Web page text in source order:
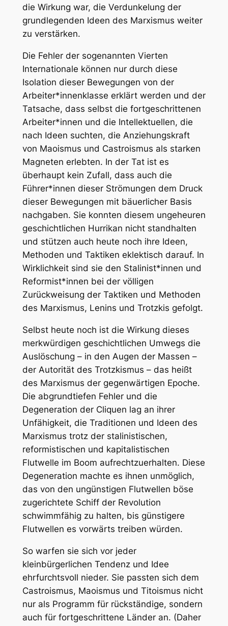
die Wirkung war, die Verdunkelung der
grundlegenden Ideen des Marxismus weiter
zu verstärken.
Die Fehler der sogenannten Vierten
Internationale können nur durch diese
Isolation dieser Bewegungen von der
Arbeiter*innenklasse erklärt werden und der
Tatsache, dass selbst die fortgeschrittenen
Arbeiter*innen und die Intellektuellen, die
nach Ideen suchten, die Anziehungskraft
von Maoismus und Castroismus als starken
Magneten erlebten. In der Tat ist es
überhaupt kein Zufall, dass auch die
Führer*innen dieser Strömungen dem Druck
dieser Bewegungen mit bäuerlicher Basis
nachgaben. Sie konnten diesem ungeheuren
geschichtlichen Hurrikan nicht standhalten
und stützen auch heute noch ihre Ideen,
Methoden und Taktiken eklektisch darauf. In
Wirklichkeit sind sie den Stalinist*innen und
Reformist*innen bei der völligen
Zurückweisung der Taktiken und Methoden
des Marxismus, Lenins und Trotzkis gefolgt.
Selbst heute noch ist die Wirkung dieses
merkwürdigen geschichtlichen Umwegs die
Auslöschung – in den Augen der Massen –
der Autorität des Trotzkismus – das heißt
des Marxismus der gegenwärtigen Epoche.
Die abgrundtiefen Fehler und die
Degeneration der Cliquen lag an ihrer
Unfähigkeit, die Traditionen und Ideen des
Marxismus trotz der stalinistischen,
reformistischen und kapitalistischen
Flutwelle im Boom aufrechtzuerhalten. Diese
Degeneration machte es ihnen unmöglich,
das von den ungünstigen Flutwellen böse
zugerichtete Schiff der Revolution
schwimmfähig zu halten, bis günstigere
Flutwellen es vorwärts treiben würden.
So warfen sie sich vor jeder
kleinbürgerlichen Tendenz und Idee
ehrfurchtsvoll nieder. Sie passten sich dem
Castroismus, Maoismus und Titoismus nicht
nur als Programm für rückständige, sondern
auch für fortgeschrittene Länder an. (Daher